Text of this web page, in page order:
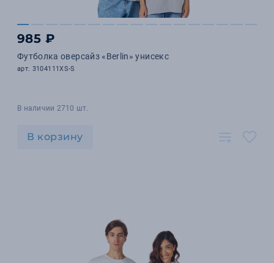
985 ₽
Футболка оверсайз «Berlin» унисекс
арт. 3104111XS-S
В наличии 2710 шт.
В корзину